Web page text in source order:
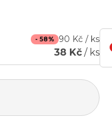
- 58% 90 Kč / ks
38 Kč / ks